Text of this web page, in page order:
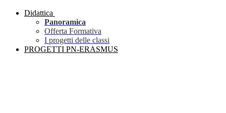
Didattica
Panoramica
Offerta Formativa
I progetti delle classi
PROGETTI PN-ERASMUS